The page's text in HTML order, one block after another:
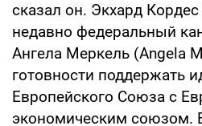
сказал он. Экхард
недавно федеральный
Ангела Меркель (Angela
готовности поддержать
Европейского Союза с
экономическим союзом.